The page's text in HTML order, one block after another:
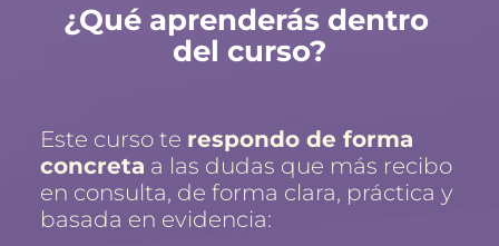
¿Qué aprenderás dentro
del curso?
Este curso te respondo de forma
concreta a las dudas que más recibo
en consulta, de forma clara, práctica y
basada en evidencia: